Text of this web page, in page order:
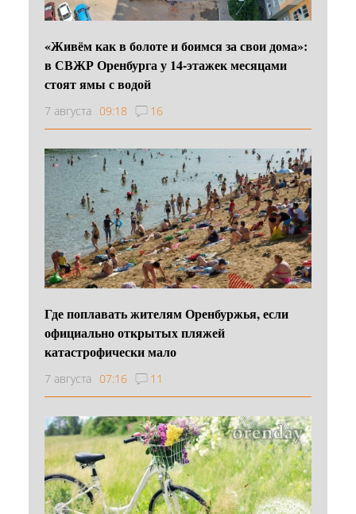
«Живём как в болоте и боимся за свои дома»:
в СВЖР Оренбурга у 14-этажек месяцами
стоят ямы с водой
7 августа 09:18 16
Где поплавать жителям Оренбуржья, если
официально открытых пляжей
катастрофически мало
7 августа 07:16 11